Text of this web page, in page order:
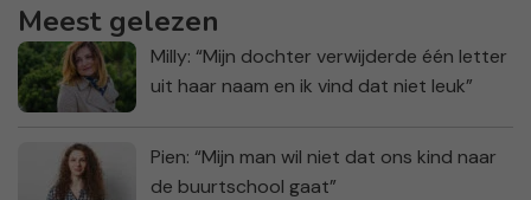
Meest gelezen
Milly: “Mijn dochter verwijderde één letter
uit haar naam en ik vind dat niet leuk”
Pien: “Mijn man wil niet dat ons kind naar
de buurtschool gaat”